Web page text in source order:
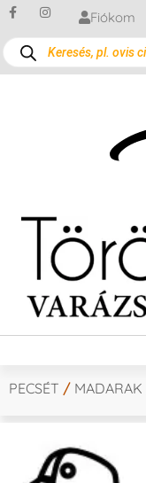
Fiókom
PECSÉT / MADARAK